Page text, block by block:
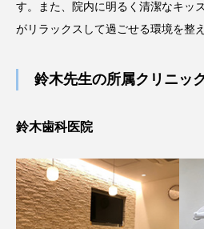
す。また、院内に明るく清潔なキッ
がリラックスして過ごせる環境を整
鈴木先生の所属クリニッ
鈴木歯科医院